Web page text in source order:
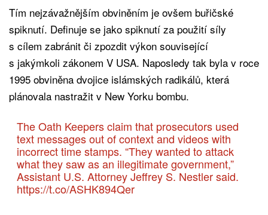
Tím nejzávažnějším obviněním je ovšem buřičské
spiknutí. Definuje se jako spiknutí za použití síly
s cílem zabránit či zpozdit výkon související
s jakýmkoli zákonem V USA. Naposledy tak byla v roce
1995 obviněna dvojice islámských radikálů, která
plánovala nastražit v New Yorku bombu.
The Oath Keepers claim that prosecutors used
text messages out of context and videos with
incorrect time stamps. “They wanted to attack
what they saw as an illegitimate government,”
Assistant U.S. Attorney Jeffrey S. Nestler said.
https://t.co/ASHK894Qer